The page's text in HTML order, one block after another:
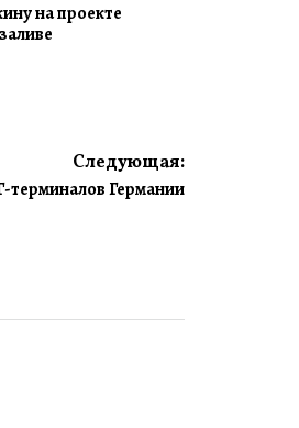
на проекте
Следующая:
терминалов Германии